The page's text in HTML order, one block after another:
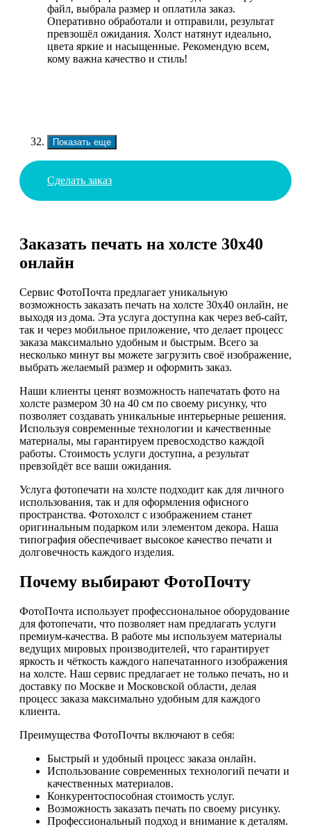
файл, выбрала размер и оплатила заказ.
Оперативно обработали и отправили, результат
превзошёл ожидания. Холст натянут идеально,
цвета яркие и насыщенные. Рекомендую всем,
кому важна качество и стиль!
Показать еще
Сделать заказ
Заказать печать на холсте 30х40
онлайн
Сервис ФотоПочта предлагает уникальную
возможность заказать печать на холсте 30х40 онлайн, не
выходя из дома. Эта услуга доступна как через веб-сайт,
так и через мобильное приложение, что делает процесс
заказа максимально удобным и быстрым. Всего за
несколько минут вы можете загрузить своё изображение,
выбрать желаемый размер и оформить заказ.
Наши клиенты ценят возможность напечатать фото на
холсте размером 30 на 40 см по своему рисунку, что
позволяет создавать уникальные интерьерные решения.
Используя современные технологии и качественные
материалы, мы гарантируем превосходство каждой
работы. Стоимость услуги доступна, а результат
превзойдёт все ваши ожидания.
Услуга фотопечати на холсте подходит как для личного
использования, так и для оформления офисного
пространства. Фотохолст с изображением станет
оригинальным подарком или элементом декора. Наша
типография обеспечивает высокое качество печати и
долговечность каждого изделия.
Почему выбирают ФотоПочту
ФотоПочта использует профессиональное оборудование
для фотопечати, что позволяет нам предлагать услуги
премиум-качества. В работе мы используем материалы
ведущих мировых производителей, что гарантирует
яркость и чёткость каждого напечатанного изображения
на холсте. Наш сервис предлагает не только печать, но и
доставку по Москве и Московской области, делая
процесс заказа максимально удобным для каждого
клиента.
Преимущества ФотоПочты включают в себя:
Быстрый и удобный процесс заказа онлайн.
Использование современных технологий печати и
качественных материалов.
Конкурентоспособная стоимость услуг.
Возможность заказать печать по своему рисунку.
Профессиональный подход и внимание к деталям.